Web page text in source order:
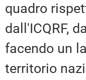
quadro
dall'ICQRF,
facendo un
territorio